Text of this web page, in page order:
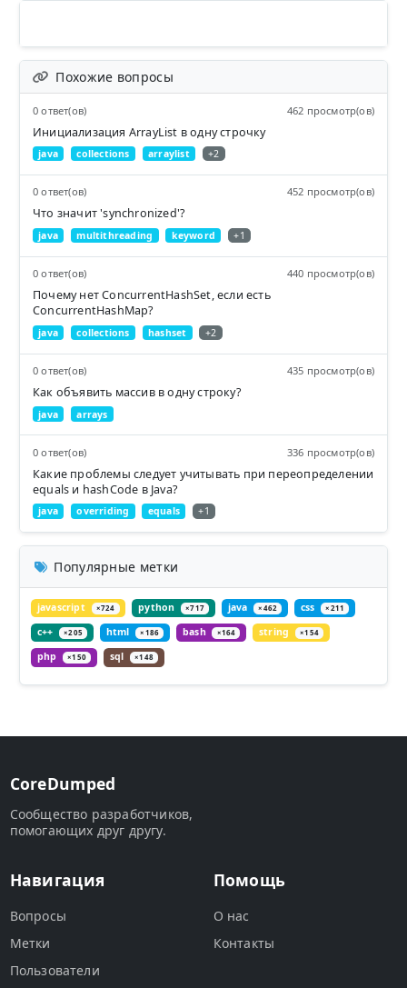
Похожие вопросы
0 ответ(ов) 462 просмотр(ов)
Инициализация ArrayList в одну строчку
java collections arraylist +2
0 ответ(ов) 452 просмотр(ов)
Что значит 'synchronized'?
java multithreading keyword +1
0 ответ(ов) 440 просмотр(ов)
Почему нет ConcurrentHashSet, если есть
ConcurrentHashMap?
java collections hashset +2
0 ответ(ов) 435 просмотр(ов)
Как объявить массив в одну строку?
java arrays
0 ответ(ов) 336 просмотр(ов)
Какие проблемы следует учитывать при переопределении
equals и hashCode в Java?
java overriding equals +1
Популярные метки
javascript ×724 python ×717 java ×462 css ×211
c++ ×205 html ×186 bash ×164 string ×154
php ×150 sql ×148
CoreDumped
Сообщество разработчиков,
помогающих друг другу.
Навигация
Вопросы
Метки
Пользователи
Помощь
О нас
Контакты